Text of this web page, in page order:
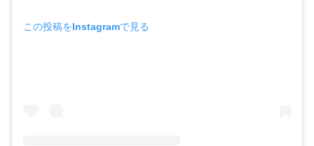
この投稿をInstagramで見る